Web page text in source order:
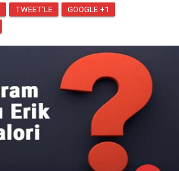
TWEET'LE
GOOGLE +1